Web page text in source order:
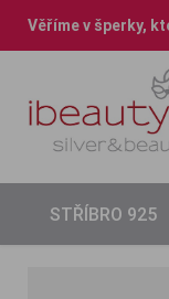
Věříme v šperky,
STŘÍBRO 925